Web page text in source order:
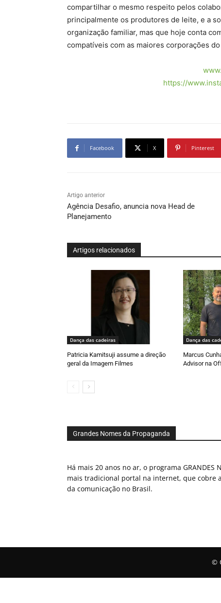
compartilhar o mesmo respeito pelos
principalmente os produtores de leite, e a
organização familiar, mas que hoje conta
compatíveis com as maiores corporações
https://
Facebook X Pinterest
Artigo anterior
Agência Desafio, anuncia nova Head de
Planejamento
Artigos relacionados
Dança das cadeiras
Patricia Kamitsuji assume a direção
geral da Imagem Filmes
Dança das
Marcus
Advisor na
Grandes Nomes da Propaganda
Há mais 20 anos no ar, o programa GRANDES
mais tradicional portal na internet, que cobre
da comunicação no Brasil.
©